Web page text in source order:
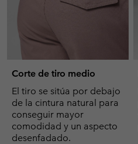
Corte de tiro medio
El tiro se sitúa por debajo
de la cintura natural para
conseguir mayor
comodidad y un aspecto
desenfadado.